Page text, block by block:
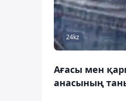
24kz
Ағасы мен
анасының